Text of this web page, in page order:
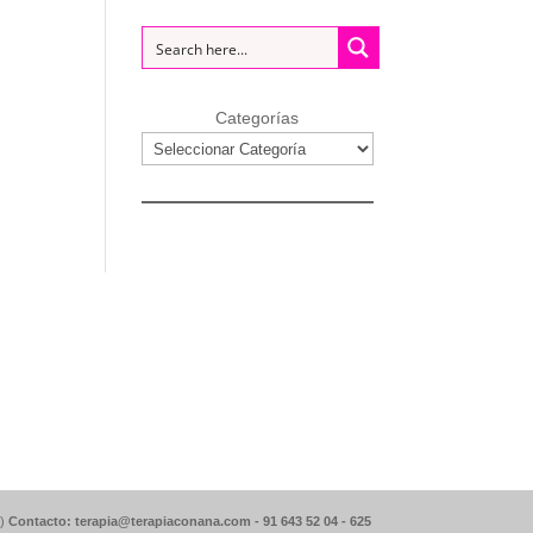
Categorías
Contacto: terapia@terapiaconana.com -91 643 52 04 -625